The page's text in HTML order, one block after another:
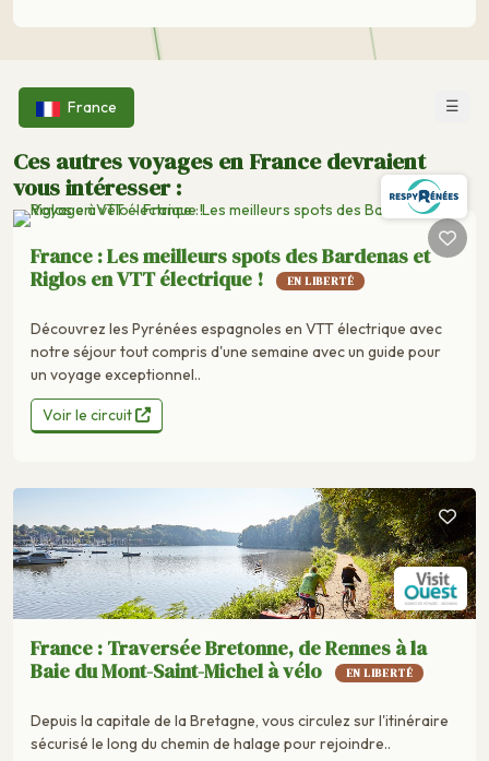
France ☰
Ces autres voyages en France devraient
vous intéresser :
France : Les meilleurs spots des Bardenas et
Riglos en VTT électrique !
EN LIBERTÉ
Découvrez les Pyrénées espagnoles en VTT électrique avec
notre séjour tout compris d'une semaine avec un guide pour
un voyage exceptionnel..
Voir le circuit
France : Traversée Bretonne, de Rennes à la
Baie du Mont-Saint-Michel à vélo
EN LIBERTÉ
Depuis la capitale de la Bretagne, vous circulez sur l'itinéraire
sécurisé le long du chemin de halage pour rejoindre..